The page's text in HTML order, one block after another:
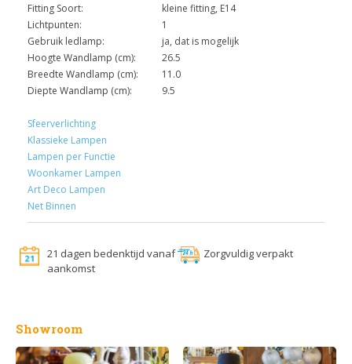
Fitting Soort:
kleine fitting, E14
Lichtpunten:
1
Gebruik ledlamp:
ja, dat is mogelijk
Hoogte Wandlamp (cm):
26.5
Breedte Wandlamp (cm):
11.0
Diepte Wandlamp (cm):
9.5
Sfeerverlichting
Klassieke Lampen
Lampen per Functie
Woonkamer Lampen
Art Deco Lampen
Net Binnen
21 dagen bedenktijd vanaf
aankomst
Zorgvuldig verpakt
Showroom